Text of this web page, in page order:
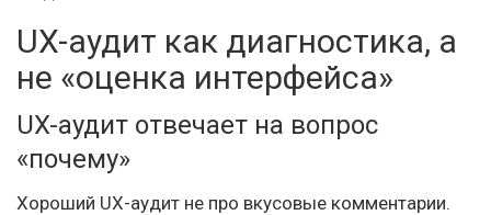
UX-аудит как диагностика, а
не «оценка интерфейса»
UX-аудит отвечает на вопрос
«почему»
Хороший UX-аудит не про вкусовые комментарии.